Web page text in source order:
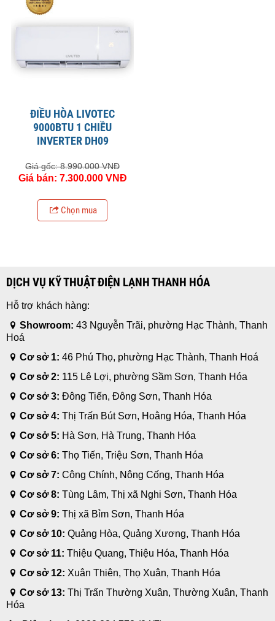
ĐIỀU HÒA LIVOTEC
9000BTU 1 CHIỀU
INVERTER DH09
Giá gốc: 8.990.000 VNĐ
Giá bán: 7.300.000 VNĐ
Chọn mua
DỊCH VỤ KỸ THUẬT ĐIỆN LẠNH THANH HÓA
Hỗ trợ khách hàng:
Showroom: 43 Nguyễn Trãi, phường Hạc Thành, Thanh
Hoá
Cơ sở 1: 46 Phú Thọ, phường Hạc Thành, Thanh Hoá
Cơ sở 2: 115 Lê Lợi, phường Sầm Sơn, Thanh Hóa
Cơ sở 3: Đông Tiến, Đông Sơn, Thanh Hóa
Cơ sở 4: Thị Trấn Bút Sơn, Hoằng Hóa, Thanh Hóa
Cơ sở 5: Hà Sơn, Hà Trung, Thanh Hóa
Cơ sở 6: Thọ Tiến, Triệu Sơn, Thanh Hóa
Cơ sở 7: Công Chính, Nông Cống, Thanh Hóa
Cơ sở 8: Tùng Lâm, Thị xã Nghi Sơn, Thanh Hóa
Cơ sở 9: Thị xã Bỉm Sơn, Thanh Hóa
Cơ sở 10: Quảng Hòa, Quảng Xương, Thanh Hóa
Cơ sở 11: Thiệu Quang, Thiệu Hóa, Thanh Hóa
Cơ sở 12: Xuân Thiên, Thọ Xuân, Thanh Hóa
Cơ sở 13: Thị Trấn Thường Xuân, Thường Xuân, Thanh
Hóa